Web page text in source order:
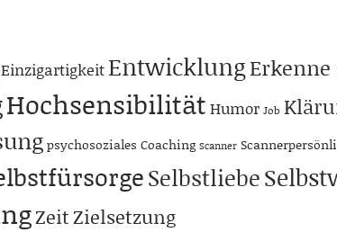
Einzigartigkeit Entwicklung
Hochsensibilität Humor Job
psychosoziales Coaching Scanner
Selbstliebe
ZeitZielsetzung